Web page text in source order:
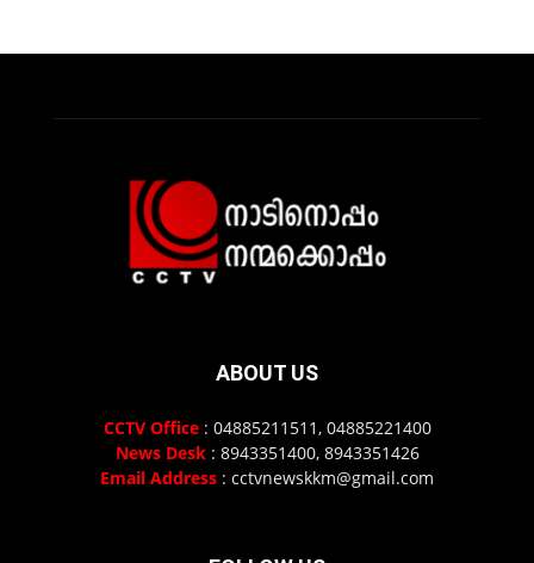
ABOUT US
CCTV Office: 04885211511, 04885221400
News Desk: 8943351400, 8943351426
Email Address : cctvnewskkm@gmail.com